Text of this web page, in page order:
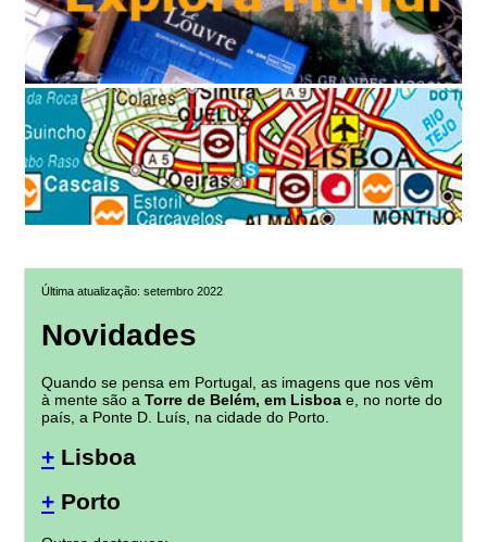
Última atualização: setembro 2022
Novidades
Quando se pensa em Portugal, as imagens que nos vêm
à mente são a Torre de Belém, em Lisboa e, no norte do
país, a Ponte D. Luís, na cidade do Porto.
+ Lisboa
+ Porto